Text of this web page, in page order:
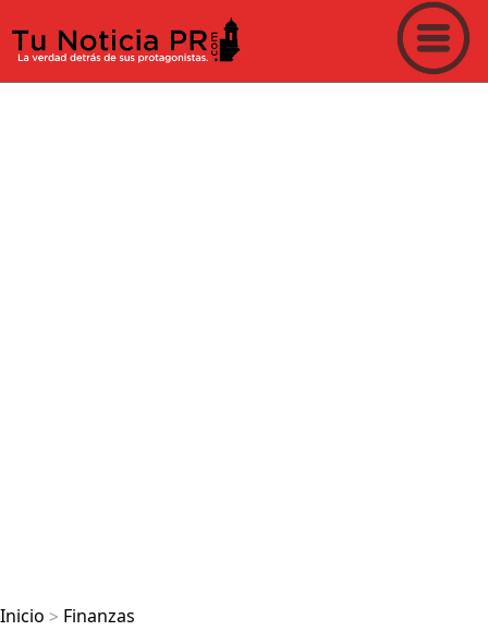
Inicio > Finanzas